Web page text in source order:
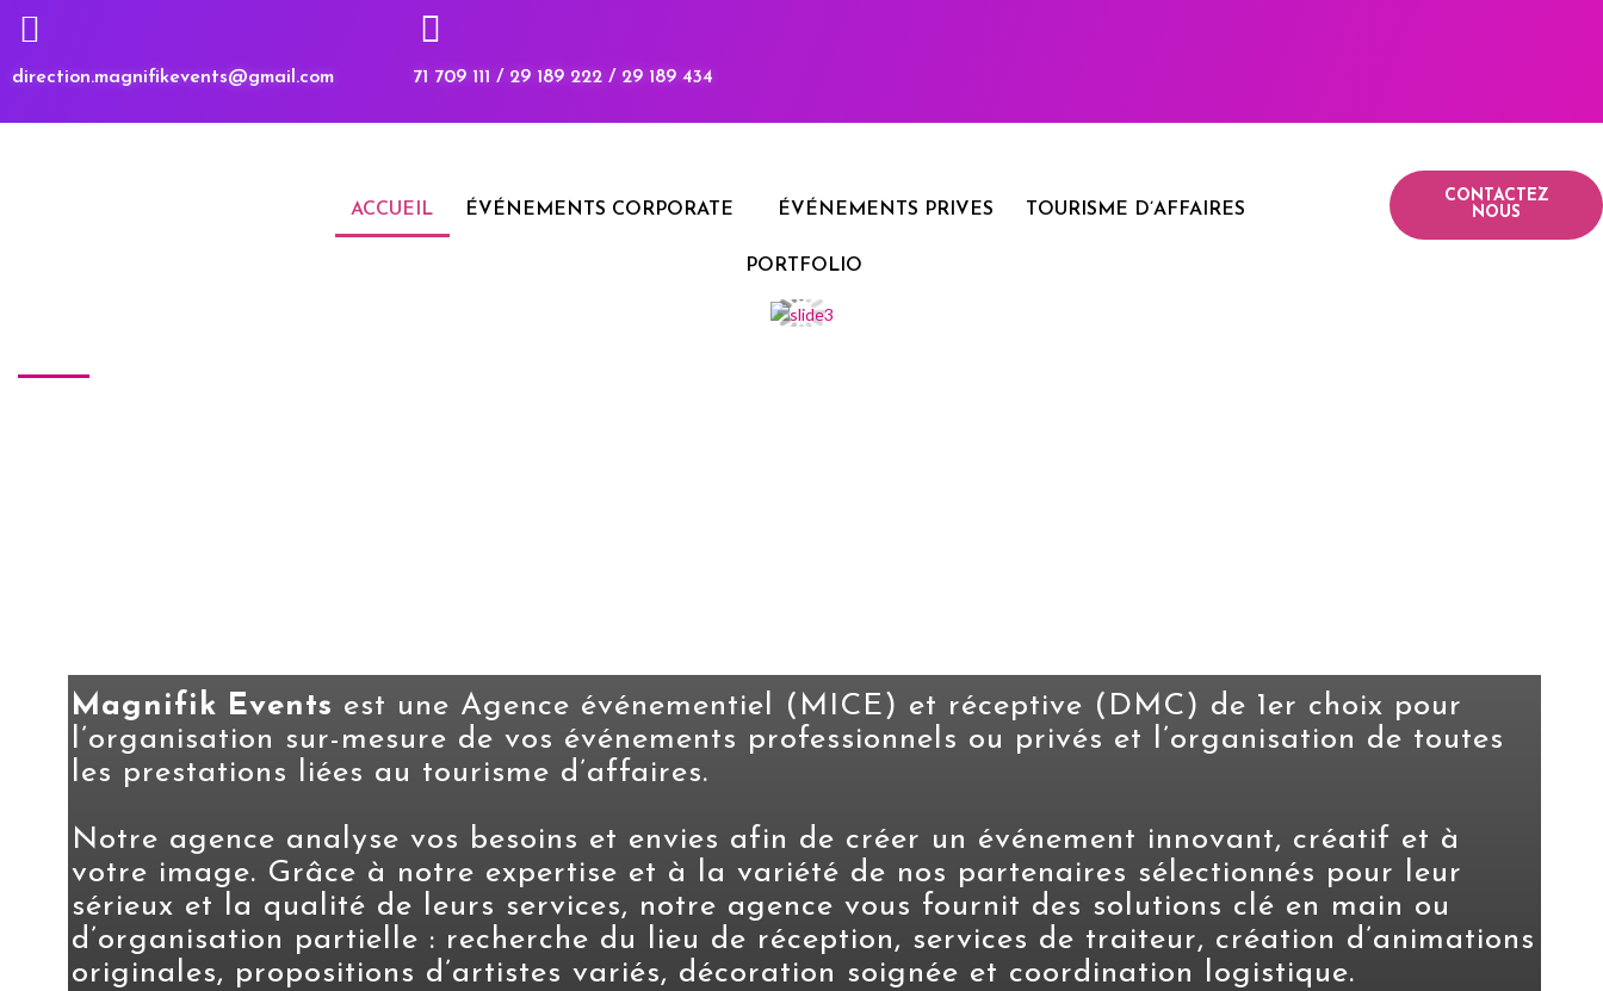
direction.magnifikevents@gmail.com 71 709 111 / 29 189 222 / 29 189 434
ACCUEIL ÉVÉNEMENTS CORPORATE ÉVÉNEMENTS PRIVES TOURISME D’AFFAIRES
PORTFOLIO
CONTACTEZ
NOUS
Magnifik Events est une Agence événementiel (MICE) et réceptive (DMC) de 1er choix pour
l’organisation sur-mesure de vos événements professionnels ou privés et l’organisation de toutes
les prestations liées au tourisme d’affaires.
Notre agence analyse vos besoins et envies afin de créer un événement innovant, créatif et à
votre image. Grâce à notre expertise et à la variété de nos partenaires sélectionnés pour leur
sérieux et la qualité de leurs services, notre agence vous fournit des solutions clé en main ou
d’organisation partielle : recherche du lieu de réception, services de traiteur, création d’animations
originales, propositions d’artistes variés, décoration soignée et coordination logistique.